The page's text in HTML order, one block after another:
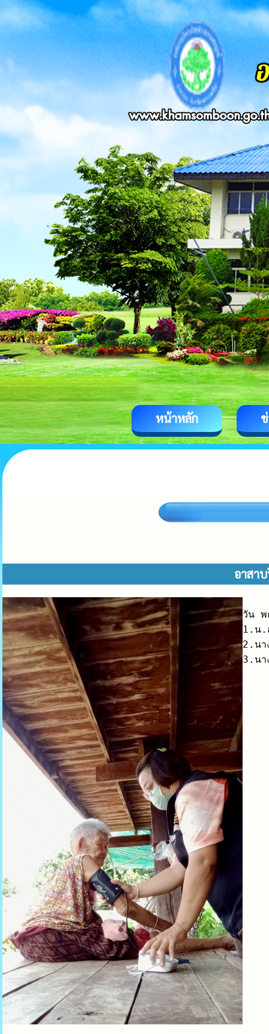
หน้าหลัก
อาสา
วัน พ
1.น.
2.นา
3.นา